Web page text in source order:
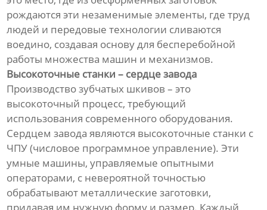
рождаются эти незаменимые элементы, где труд
людей и передовые технологии сливаются
воедино, создавая основу для бесперебойной
работы множества машин и механизмов.
Высокоточные станки – сердце завода
Производство зубчатых шкивов – это
высокоточный процесс, требующий
использования современного оборудования.
Сердцем завода являются высокоточные станки с
ЧПУ (числовое программное управление). Эти
умные машины, управляемые опытными
операторами, с невероятной точностью
обрабатывают металлические заготовки,